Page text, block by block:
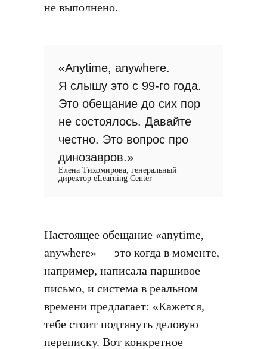
не выполнено.
«Anytime, anywhere.
Я слышу это с 99-го года.
Это обещание до сих пор
не состоялось. Давайте
честно. Это вопрос про
динозавров.»
Елена Тихомирова, генеральный
директор eLearning Center
Настоящее обещание «anytime,
anywhere» — это когда в моменте,
например, написала паршивое
письмо, и система в реальном
времени предлагает: «Кажется,
тебе стоит подтянуть деловую
переписку. Вот конкретное